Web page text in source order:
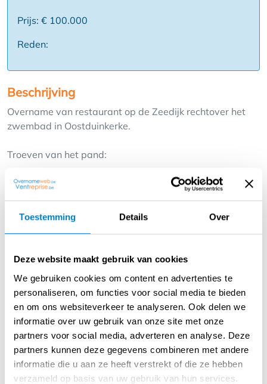
Toestemming Details Over
Deze website maakt gebruik van cookies
We gebruiken cookies om content en advertenties te
personaliseren, om functies voor social media te bieden
en om ons websiteverkeer te analyseren. Ook delen we
informatie over uw gebruik van onze site met onze
partners voor social media, adverteren en analyse. Deze
partners kunnen deze gegevens combineren met andere
informatie die u aan ze heeft verstrekt of die ze hebben
verzameld op basis van uw gebruik van hun services.
Prijs: € 100.000
Reden:
Beschrijving
Overname van restaurant op de Zeedijk rechtover het
zwembad in Oostduinkerke.
Troeven van het pand:
Toplocatie: Gelegen op een van de drukste
wandelpunten van Oostduinkerke met een panoramisch
zicht op zee en het iconische strandzwembad.
zitplaatsen binnen en een indrukwekkend strandterras
Ideaal om optimaal te renderen tijdens zowel zomer- als
wintermaanden.
Instapklaar & volledig uitgerust: De overname betreft
een volledig ingerichte zaak inclusief professionele
keuken, bureelruimte, nette sanitaire voorzieningen en
een ruime kelder voor stockage.